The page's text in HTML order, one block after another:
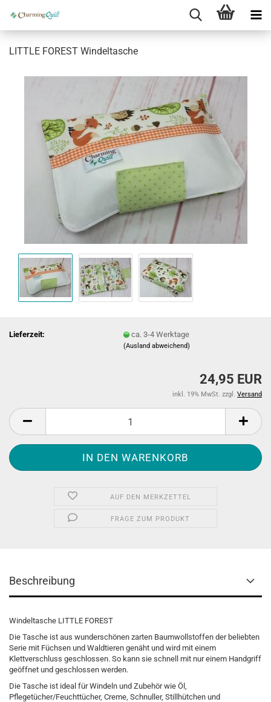
LITTLE FOREST Windeltasche
Lieferzeit: ca. 3-4 Werktage
(Ausland abweichend)
24,95 EUR
inkl. 19% MwSt. zzgl. Versand
AUF DEN MERKZETTEL
FRAGE ZUM PRODUKT
Beschreibung
Windeltasche LITTLE FOREST
Die Tasche ist aus wunderschönen zarten Baumwollstoffen der beliebten
Serie mit Füchsen und Waldtieren genäht und wird mit einem
Klettverschluss geschlossen. So kann sie schnell mit nur einem Handgriff
geöffnet und geschlossen werden.
Die Tasche ist ideal für Windeln und Zubehör wie Öl,
Pflegetücher/Feuchttücher, Creme, Schnuller, Stillhütchen und